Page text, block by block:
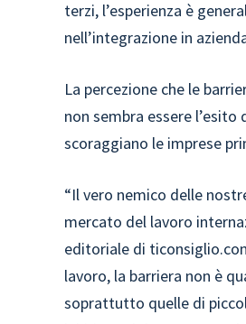
terzi, l’esperienza è
nell’integrazione in
La percezione che le
non sembra essere
scoraggiano le imprese
“Il vero nemico delle
mercato del lavoro
editoriale di
lavoro, la barriera non è
soprattutto quelle di